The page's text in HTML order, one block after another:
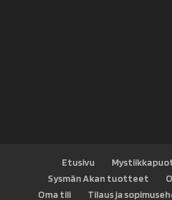
Etusivu
Sysmän Akan tuotteet
Oma tili
Tilaus ja